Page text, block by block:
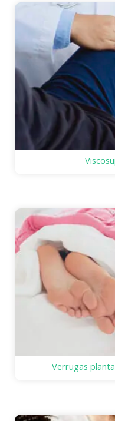
Verrugas